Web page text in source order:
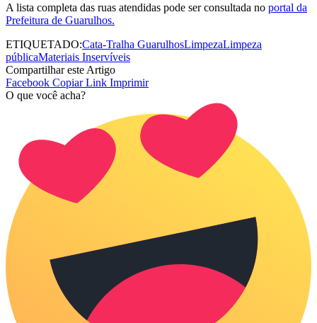
A lista completa das ruas atendidas pode ser consultada no portal da
Prefeitura de Guarulhos.
ETIQUETADO:Cata-Tralha GuarulhosLimpezaLimpeza
públicaMateriais Inservíveis
Compartilhar este Artigo
Facebook Copiar Link Imprimir
O que você acha?